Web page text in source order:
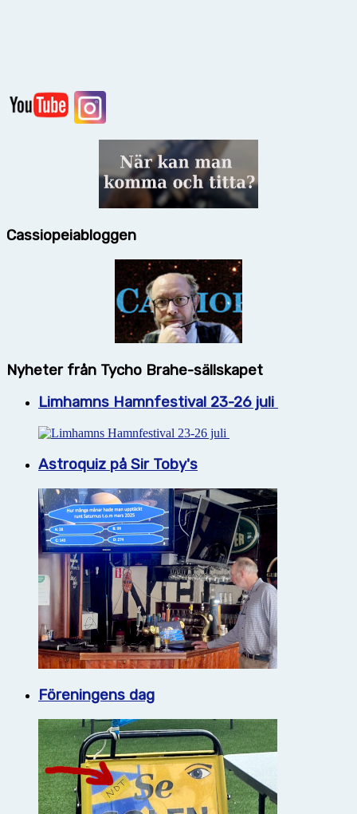
Cassiopeiabloggen
Nyheter från Tycho Brahe-sällskapet
Limhamns Hamnfestival 23-26 juli
Astroquiz på Sir Toby's
Föreningens dag